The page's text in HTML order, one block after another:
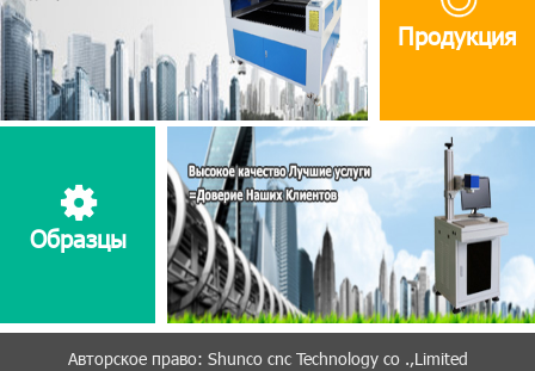
Продукция
Образцы
Aвторское право: Shunco cnc Technology co .,Limited